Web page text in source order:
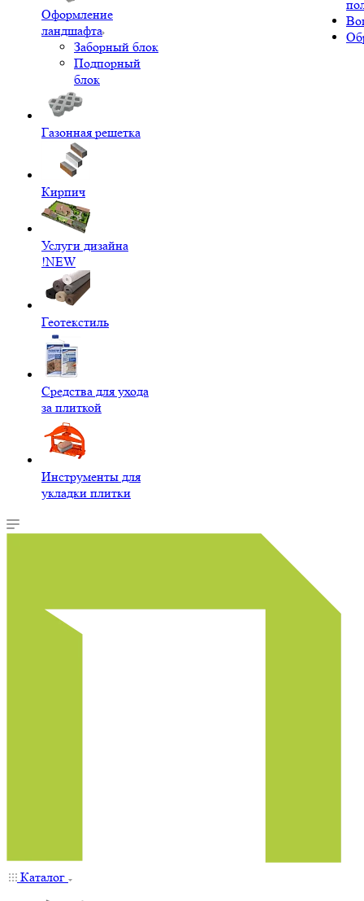
Оформление
ландшафта
Заборный блок
Подпорный
блок
Газонная решетка
Кирпич
Услуги дизайна
!NEW
Геотекстиль
Средства для ухода
за плиткой
Инструменты для
укладки плитки
Каталог